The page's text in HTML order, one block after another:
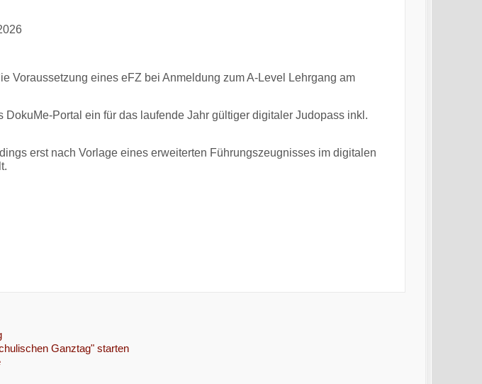
Voraussetzung eines eFZ bei Anmeldung zum A-Level Lehrgang am
DokuMe-Portal ein für das laufende Jahr gültiger digitaler Judopass inkl.
erst nach Vorlage eines erweiterten Führungszeugnisses im digitalen
Ganztag" starten